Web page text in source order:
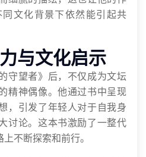
文化背景下依然能引起共
与文化启示
守望者》后，不仅成为文坛
精神偶像。他通过书中呈现
，引发了年轻人对于自我身
讨论。这本书激励了一整代
不断探索和前行。